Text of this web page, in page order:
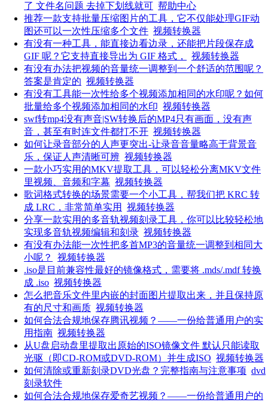
了 文件名问题 去掉下划线就可
帮助中心
推荐一款支持批量压缩图片的工具，它不仅能处理GIF动
图还可以一次性压缩多个文件 视频转换器
有没有一种工具，能直接边看边录，还能把片段保存成
GIF 呢？它支持直接导出为 GIF 格式，
视频转换器
有没有办法把视频的音量统一调整到一个舒适的范围呢？
答案是肯定的 视频转换器
有没有工具能一次性给多个视频添加相同的水印呢？如何
批量给多个视频添加相同的水印 视频转换器
swf转mp4没有声音|SW转换后的MP4只有画面，没有声
音，甚至有时连文件都打不开 视频转换器
如何让录音部分的人声更突出-让录音音量略高于背景音
乐，保证人声清晰可辨 视频转换器
一款小巧实用的MKV提取工具，可以轻松分离MKV文件
里视频、音频和字幕 视频转换器
歌词格式转换的场景需要一个小工具，帮我们把 KRC 转
成 LRC，非常简单实用
视频转换器
分享一款实用的多音轨视频刻录工具，你可以比较轻松地
实现多音轨视频编辑和刻录 视频转换器
有没有办法能一次性把多首MP3的音量统一调整到相同大
小呢？
视频转换器
.iso是目前兼容性最好的镜像格式，需要将 .mds/.mdf 转换
成 .iso 视频转换器
怎么把音乐文件里内嵌的封面图片提取出来，并且保持原
有的尺寸和画质 视频转换器
如何合法合规地保存腾讯视频？——一份给普通用户的实
用指南 视频转换器
从U盘启动盘里提取出原始的ISO镜像文件 默认只能读取
光驱（即CD-ROM或DVD-ROM）并生成ISO 视频转换器
如何清除或重新刻录DVD光盘？完整指南与注意事项 dvd
刻录软件
如何合法合规地保存爱奇艺视频？——一份给普通用户的